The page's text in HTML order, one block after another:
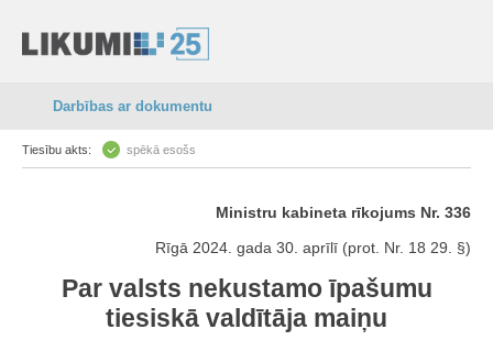
Darbības ar dokumentu
Tiesību akts: spēkā esošs
Ministru kabineta rīkojums Nr. 336
Rīgā 2024. gada 30. aprīlī (prot. Nr. 18 29. §)
Par valsts nekustamo īpašumu
tiesiskā valdītāja maiņu